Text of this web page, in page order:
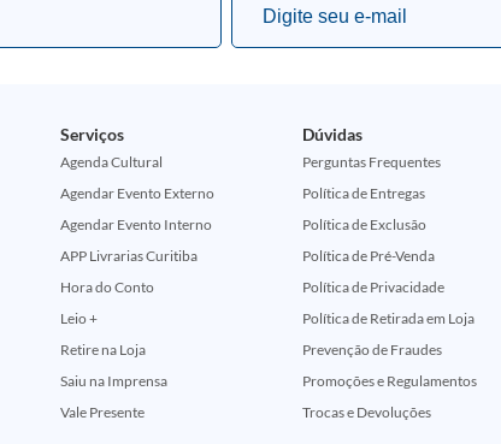
Serviços
Agenda Cultural
Agendar Evento Externo
Agendar Evento Interno
APP Livrarias Curitiba
Hora do Conto
Leio +
Retire na Loja
Saiu na Imprensa
Vale Presente
Dúvidas
Perguntas Frequentes
Política de Entregas
Política de Exclusão
Política de Pré-Venda
Política de Privacidade
Política de Retirada em Loja
Prevenção de Fraudes
Promoções e Regulamentos
Trocas e Devoluções